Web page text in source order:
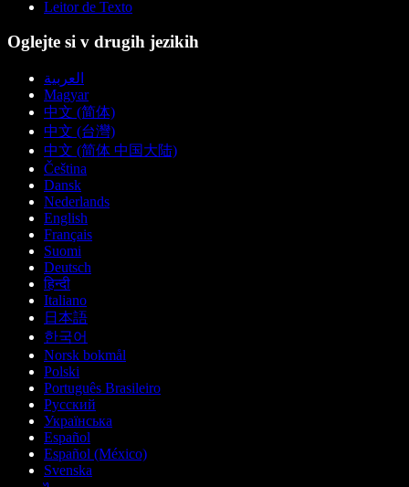
Leitor de Texto
Oglejte si v drugih jezikih
العربية
Magyar
中文 (简体)
中文 (台灣)
中文 (简体 中国大陆)
Čeština
Dansk
Nederlands
English
Français
Suomi
Deutsch
हिन्दी
Italiano
日本語
한국어
Norsk bokmål
Polski
Português Brasileiro
Русский
Українська
Español
Español (México)
Svenska